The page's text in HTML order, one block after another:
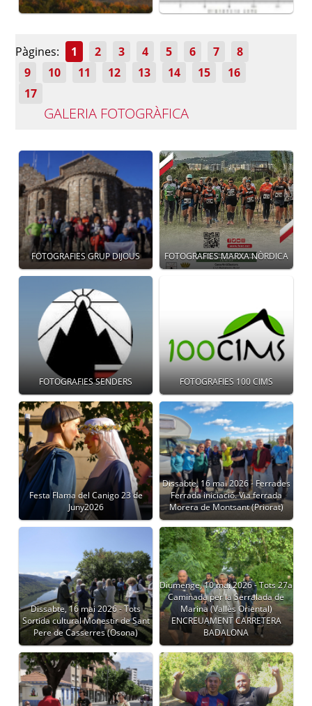
Pàgines: 1 2 3 4 5 6 7
8
9
10 11 12 13 14 15
16
17
GALERIA FOTOGRÀFICA
FOTOGRAFIES GRUP DIJOUS FOTOGRAFIES MARXA NÒRDICA
FOTOGRAFIES SENDERS FOTOGRAFIES 100 CIMS
Festa Flama del Canigo 23 de
Juny2026
Dissabte, 16 mai 2026 - Ferrades
Ferrada iniciació. Via ferrada
Morera de Montsant (Priorat)
Dissabte, 16 mai 2026 - Tots
Sortida cultural Monestir de Sant
Pere de Casserres (Osona)
Diumenge, 10 mai 2026 - Tots 27a
Caminada per la Serralada de
Marina (Vallès Oriental)
ENCREUAMENT CARRETERA
BADALONA